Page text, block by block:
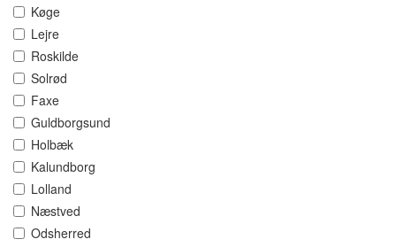
Køge
Lejre
Roskilde
Solrød
Faxe
Guldborgsund
Holbæk
Kalundborg
Lolland
Næstved
Odsherred